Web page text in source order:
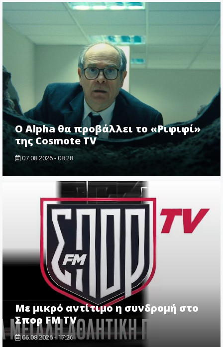
Ο Alpha θα προβάλλει το «Ριφιφί»
της Cosmote TV
07.08.2026 - 08:28
Με μικρό αντίτιμο η συνδρομή στο
Σπορ FM TV
06.08.2026 - 17:26